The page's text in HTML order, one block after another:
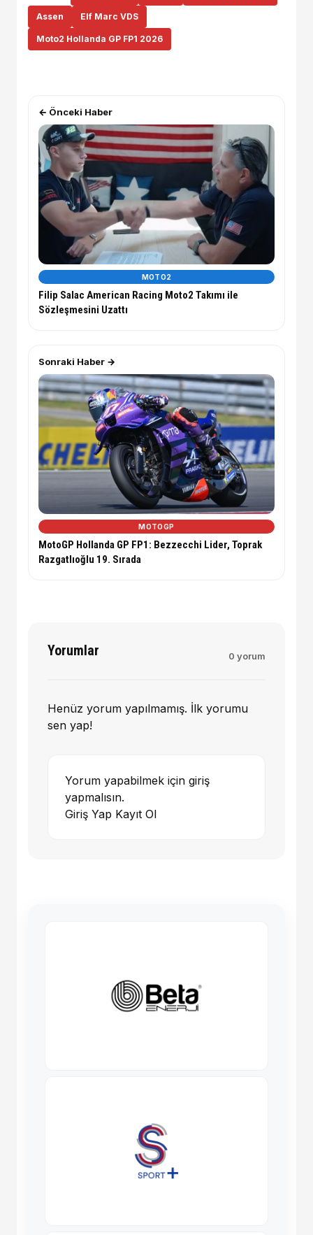
Assen Elf Marc VDS
Moto2 Hollanda GP FP1 2026
← Önceki Haber
MOTO2
Filip Salac American Racing Moto2 Takımı ile
Sözleşmesini Uzattı
Sonraki Haber →
MOTOGP
MotoGP Hollanda GP FP1: Bezzecchi Lider, Toprak
Razgatlıoğlu 19. Sırada
Yorumlar 0 yorum
Henüz yorum yapılmamış. İlk yorumu
sen yap!
Yorum yapabilmek için giriş
yapmalısın.
Giriş Yap Kayıt Ol